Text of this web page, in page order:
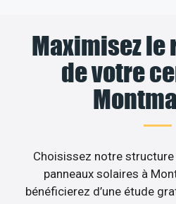
Maximisez le
de votre
Choisissez notre structure
panneaux solaires à
bénéficierez d’une étude